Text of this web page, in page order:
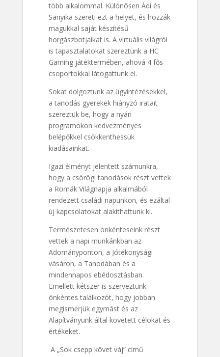
több alkalommal. Különösen Ádi és
Sanyika szereti ezt a helyet, és hozzák
magukkal saját készítésű
horgászbotjaikat is. A virtuális világról
is tapasztalatokat szereztünk a HC
Gaming játéktermében, ahová 4 fős
csoportokkal látogattunk el.
Sokat dolgoztunk az ügyintézésekkel,
a tanodás gyerekek hiányzó iratait
szereztük be, hogy a nyári
programokon kedvezményes
belépőkkel csökkenthessük
kiadásainkat.
Igazi élményt jelentett számunkra,
hogy a csörögi tanodások részt vettek
a Romák Világnapja alkalmából
rendezett családi napunkon, és ezáltal
új kapcsolatokat alakíthattunk ki.
Természetesen önkénteseink részt
vettek a napi munkánkban az
Adományponton, a Jótékonysági
vásáron, a Tanodában és a
mindennapos ebédosztásban.
Emellett kétszer is szerveztünk
önkéntes találkozót, hogy jobban
megismerjük egymást és az
Alapítványunk által követett célokat és
értékeket.
A „Sok csepp követ váj” című